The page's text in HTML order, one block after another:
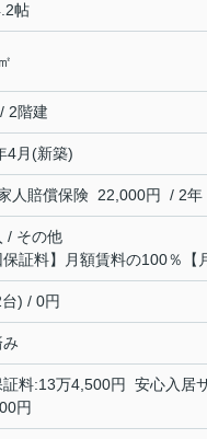
帖
2階建
4月(新築)
人賠償保険 22,000円 / 2年
/ その他
保証料】月額賃料の100％
) / 0円
証料:13万4,500円 安心入居
円